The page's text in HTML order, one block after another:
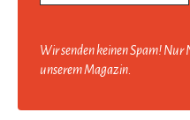
Wir senden keinen Spam! Nur
unserem Magazin.